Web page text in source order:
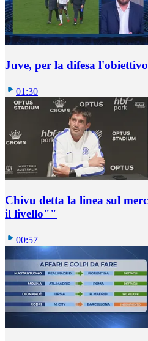
Juve, per la difesa
01:30
Chivu detta la linea sul
il livello""
00:57